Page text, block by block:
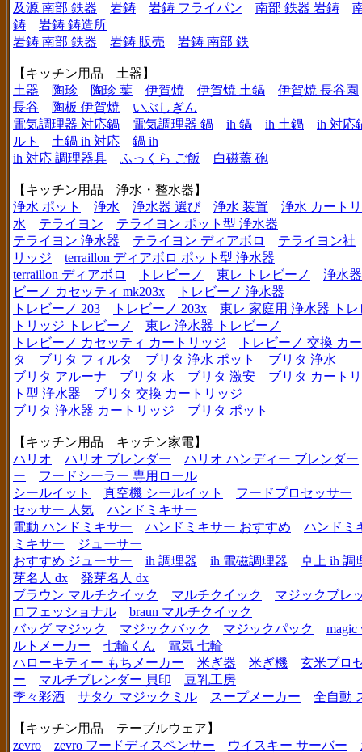
及源 南部 鉄器
岩鋳 岩鋳 フライパン 南部 鉄器 岩鋳
鋳
岩鋳 鋳造所
岩鋳 南部 鉄器
岩鋳 販売 岩鋳 南部 鉄
【キッチン用品 土器】
土器
陶珍 陶珍 葉 伊賀焼 伊賀焼 土鍋
伊賀焼 長谷園
長谷
陶板 伊賀焼
いぶしぎん
電気調理器 対応鍋
電気調理器 鍋 ih 鍋 ih 土鍋
ih 対応
ルト
土鍋 ih 対応
鍋 ih
ih 対応 調理器具
ふっくら ご飯 白磁蓋 砲
【キッチン用品 浄水・整水器】
浄水 ポット
浄水 浄水器 選び 浄水 装置
浄水 カート
水
テライヨン
テライヨン ポット型 浄水器
テライヨン 浄水器
テライヨン ディアボロ
テライヨン社
リッジ
terraillon ディアボロ ポット型 浄水器
terraillon ディアボロ
トレビーノ 東レ トレビーノ
浄水
ビーノ カセッティ mk203x
トレビーノ 浄水器
トレビーノ 203
トレビーノ 203x
東レ 家庭用 浄水器 トレ
トリッジ トレビーノ
東レ 浄水器 トレビーノ
トレビーノ カセッティ カートリッジ
トレビーノ 交換 カ
タ
ブリタ フィルタ ブリタ 浄水 ポット
ブリタ 浄水
ブリタ アルーナ
ブリタ 水 ブリタ 激安
ブリタ カート
ト型 浄水器
ブリタ 交換 カートリッジ
ブリタ 浄水器 カートリッジ
ブリタ ポット
【キッチン用品 キッチン家電】
ハリオ
ハリオ ブレンダー
ハリオ ハンディー ブレンダー
ー
フードシーラー 専用ロール
シールイット
真空機 シールイット
フードプロセッサー
セッサー 人気
ハンドミキサー
電動 ハンドミキサー
ハンドミキサー おすすめ
ハンドミ
ミキサー
ジューサー
おすすめ ジューサー
ih 調理器 ih 電磁調理器
卓上 ih 調
芽名人 dx
発芽名人 dx
ブラウン マルチクイック
マルチクイック
マジックブレ
ロフェッショナル
braun マルチクイック
バッグ マジック
マジックバック マジックパック
magic
ルトメーカー
七輪くん
電気 七輪
ハローキティー もちメーカー
米ぎ器 米ぎ機
玄米プロ
ー
マルチブレンダー 貝印
豆乳工房
季々彩酒
サタケ マジックミル スープメーカー 全自動
【キッチン用品 テーブルウェア】
zevro
zevro フードディスペンサー ウイスキー サーバー